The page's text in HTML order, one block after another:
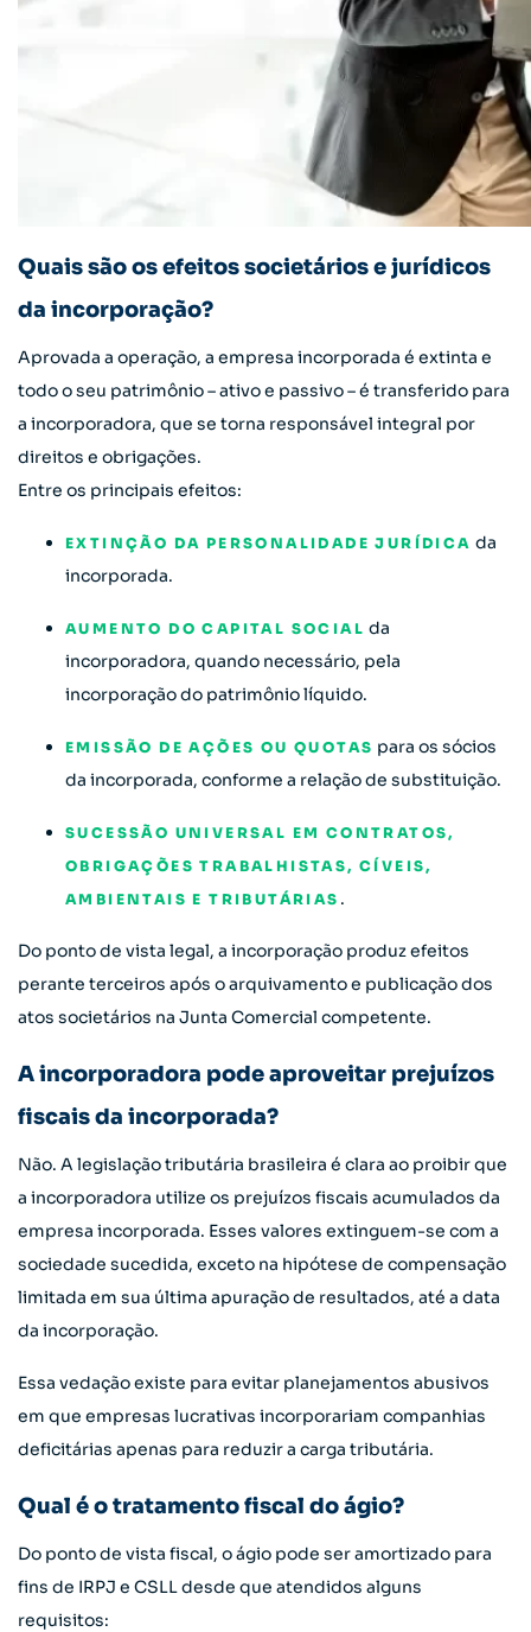
Quais são os efeitos societários e jurídicos
da incorporação?
Aprovada a operação, a empresa incorporada é extinta e
todo o seu patrimônio – ativo e passivo – é transferido para
a incorporadora, que se torna responsável integral por
direitos e obrigações.
Entre os principais efeitos:
EXTINÇÃO DA PERSONALIDADE JURÍDICA da
incorporada.
AUMENTO DO CAPITAL SOCIAL da
incorporadora, quando necessário, pela
incorporação do patrimônio líquido.
EMISSÃO DE AÇÕES OU QUOTAS para os sócios
da incorporada, conforme a relação de substituição.
SUCESSÃO UNIVERSAL EM CONTRATOS,
OBRIGAÇÕES TRABALHISTAS, CÍVEIS,
AMBIENTAIS E TRIBUTÁRIAS .
Do ponto de vista legal, a incorporação produz efeitos
perante terceiros após o arquivamento e publicação dos
atos societários na Junta Comercial competente.
A incorporadora pode aproveitar prejuízos
fiscais da incorporada?
Não. A legislação tributária brasileira é clara ao proibir que
a incorporadora utilize os prejuízos fiscais acumulados da
empresa incorporada. Esses valores extinguem-se com a
sociedade sucedida, exceto na hipótese de compensação
limitada em sua última apuração de resultados, até a data
da incorporação.
Essa vedação existe para evitar planejamentos abusivos
em que empresas lucrativas incorporariam companhias
deficitárias apenas para reduzir a carga tributária.
Qual é o tratamento fiscal do ágio?
Do ponto de vista fiscal, o ágio pode ser amortizado para
fins de IRPJ e CSLL desde que atendidos alguns
requisitos: